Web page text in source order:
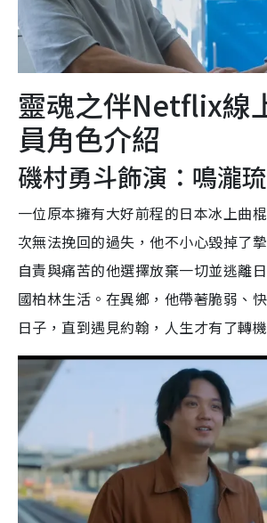
靈魂之伴Netflix線
員角色介紹
磯村勇斗飾演：鳴瀧琉
一位原本擁有大好前程的日本冰上曲
次無法挽回的過失，他不小心毀掉了
自責與痛苦的他選擇放棄一切並逃離
國柏林生活。在異鄉，他帶著脆弱、
日子，直到遇見約翰，人生才有了轉機